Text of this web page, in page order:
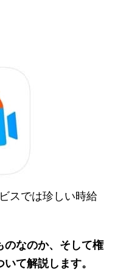
スでは珍しい時給
のなのか、そして権
て解説します。